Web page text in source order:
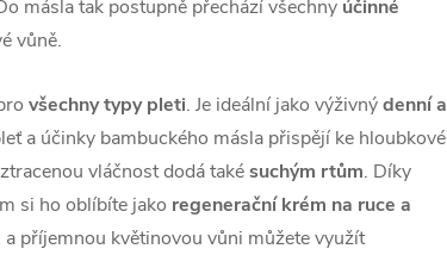
másla tak postupně přechází všechny účinné
vůně.
všechny typy pleti. Je ideální jako výživnýdenní a
a účinky bambuckého másla přispějí ke hloubkové
vláčnost dodá takésuchým rtům. Díky
si ho oblíbíte jako regenerační krém na ruce a
příjemnou květinovou vůni můžete využít